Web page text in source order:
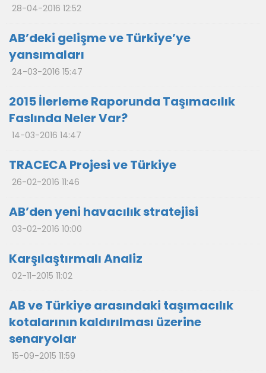
28-04-2016 12:52
AB’deki gelişme ve Türkiye’ye
yansımaları
24-03-2016 15:47
2015 İlerleme Raporunda Taşımacılık
Faslında Neler Var?
14-03-2016 14:47
TRACECA Projesi ve Türkiye
26-02-2016 11:46
AB’den yeni havacılık stratejisi
03-02-2016 10:00
Karşılaştırmalı Analiz
02-11-2015 11:02
AB ve Türkiye arasındaki taşımacılık
kotalarının kaldırılması üzerine
senaryolar
15-09-2015 11:59